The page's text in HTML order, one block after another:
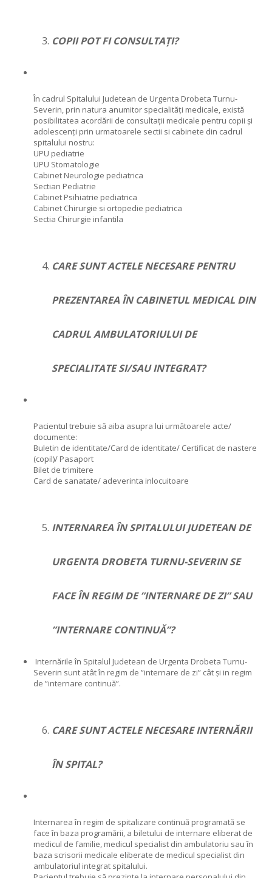
COPII POT FI CONSULTAȚI?
În cadrul Spitalului Judetean de Urgenta Drobeta Turnu-
Severin, prin natura anumitor specialități medicale, există
posibilitatea acordării de consultații medicale pentru copii și
adolescenți prin urmatoarele sectii si cabinete din cadrul
spitalului nostru:
UPU pediatrie
UPU Stomatologie
Cabinet Neurologie pediatrica
Sectian Pediatrie
Cabinet Psihiatrie pediatrica
Cabinet Chirurgie si ortopedie pediatrica
Sectia Chirurgie infantila
CARE SUNT ACTELE NECESARE PENTRU
PREZENTAREA ÎN CABINETUL MEDICAL DIN
CADRUL AMBULATORIULUI DE
SPECIALITATE SI/SAU INTEGRAT?
Pacientul trebuie să aiba asupra lui următoarele acte/
documente:
Buletin de identitate/Card de identitate/ Certificat de nastere
(copil)/ Pasaport
Bilet de trimitere
Card de sanatate/ adeverinta inlocuitoare
INTERNAREA ÎN SPITALULUI JUDETEAN DE
URGENTA DROBETA TURNU-SEVERIN SE
FACE ÎN REGIM DE ”INTERNARE DE ZI” SAU
”INTERNARE CONTINUĂ”?
Internările în Spitalul Judetean de Urgenta Drobeta Turnu-
Severin sunt atât în regim de ”internare de zi” cât și in regim
de ”internare continuă”.
CARE SUNT ACTELE NECESARE INTERNĂRII
ÎN SPITAL?
Internarea în regim de spitalizare continuă programată se
face în baza programării, a biletului de internare eliberat de
medicul de familie, medicul specialist din ambulatoriu sau în
baza scrisorii medicale eliberate de medicul specialist din
ambulatoriul integrat spitalului.